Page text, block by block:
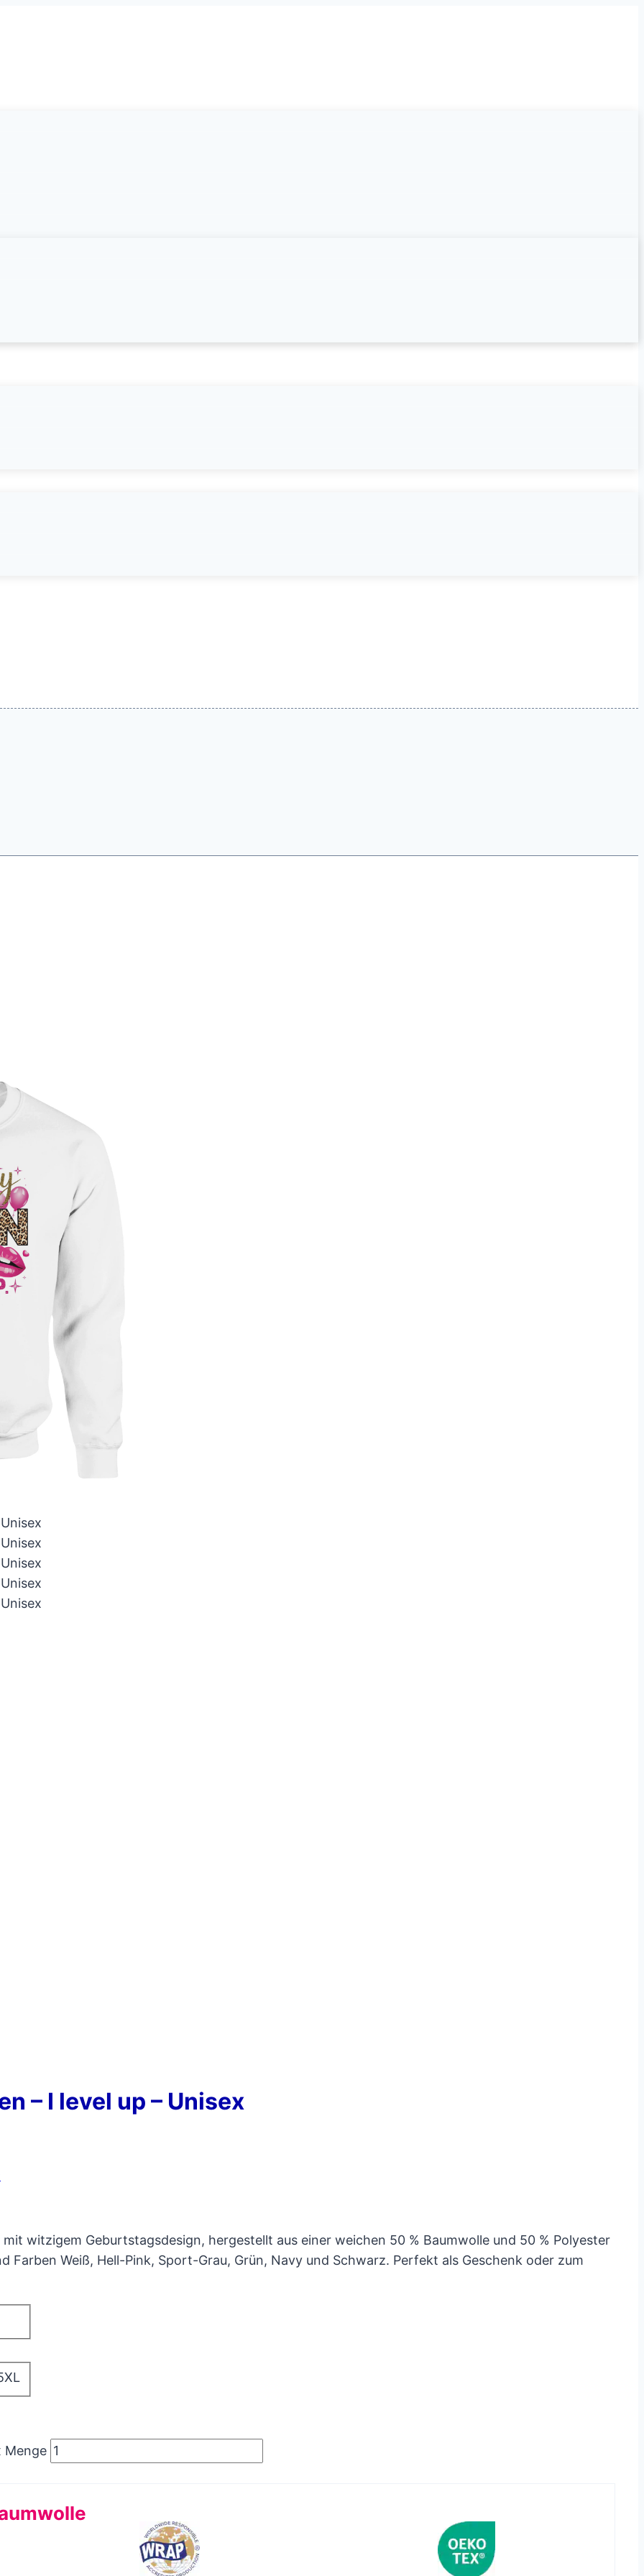
– I level up – Unisex
witzigem Geburtstagsdesign, hergestellt aus einer weichen 50 % Baumwolle und 50 % Polyester
Farben Weiß, Hell-Pink, Sport-Grau, Grün, Navy und Schwarz. Perfekt als Geschenk oder zum
Menge